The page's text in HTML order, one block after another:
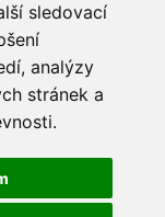
sledovací
analýzy
stránek a